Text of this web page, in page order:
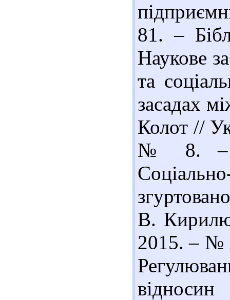
81. –
Наукове
та
засадах
Колот //
№ 8. –
В.
2015. – №